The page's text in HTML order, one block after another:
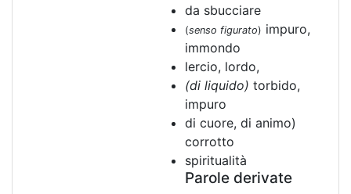
da sbucciare
(senso figurato) impuro,
immondo
lercio, lordo,
(di liquido) torbido,
impuro
di cuore, di animo)
corrotto
spiritualità
Parole derivate